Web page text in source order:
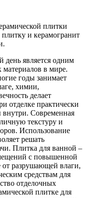
плитки
плитку и керамогранит
день является одним
в мире.
годы занимает
химии,
делает
отделке практически
Современная
текстуру и
Использование
решать
Плитка для ванной –
с повышенной
разрушающей влаги,
средствам для
отделочных
плитке для